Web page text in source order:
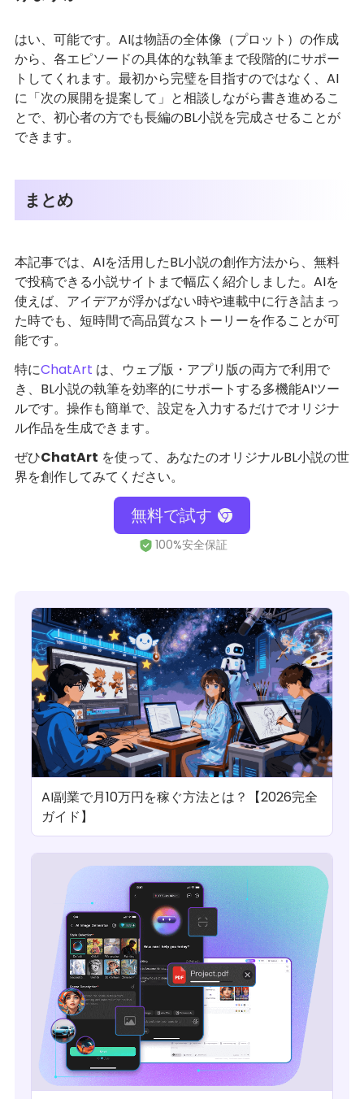
はい、可能です。AIは物語の全体像（プロット）の作成
から、各エピソードの具体的な執筆まで段階的にサポー
トしてくれます。最初から完璧を目指すのではなく、AI
に「次の展開を提案して」と相談しながら書き進めるこ
とで、初心者の方でも長編のBL小説を完成させることが
できます。
まとめ
本記事では、AIを活用したBL小説の創作方法から、無料
で投稿できる小説サイトまで幅広く紹介しました。AIを
使えば、アイデアが浮かばない時や連載中に行き詰まっ
た時でも、短時間で高品質なストーリーを作ることが可
能です。
特にChatArt は、ウェブ版・アプリ版の両方で利用で
き、BL小説の執筆を効率的にサポートする多機能AIツー
ルです。操作も簡単で、設定を入力するだけでオリジナ
ル作品を生成できます。
ぜひChatArt を使って、あなたのオリジナルBL小説の世
界を創作してみてください。
無料で試す
AI副業で月10万円を稼ぐ方法とは？【2026完全
ガイド】